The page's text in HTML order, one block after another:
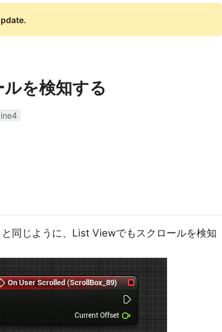
を検知する
同じように、List Viewでもスクロールを検知